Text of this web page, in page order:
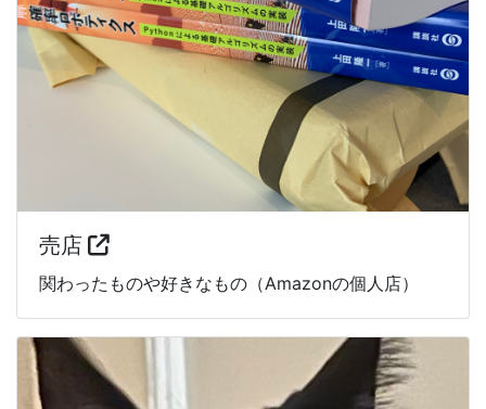
売店
関わったものや好きなもの（Amazonの個人店）